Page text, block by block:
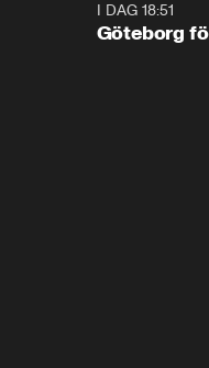
I DAG 18:51
Göteborg